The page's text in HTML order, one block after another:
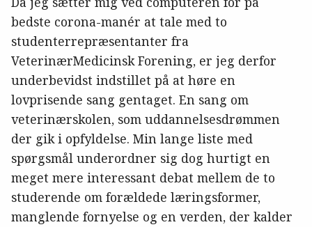
bedste corona-manér at tale med to
studenterrepræsentanter fra
VeterinærMedicinsk Forening, er jeg derfor
underbevidst indstillet på at høre en
lovprisende sang gentaget. En sang om
veterinærskolen, som uddannelsesdrømmen
der gik i opfyldelse. Min lange liste med
spørgsmål underordner sig dog hurtigt en
meget mere interessant debat mellem de to
studerende om forældede læringsformer,
manglende fornyelse og en verden, der kalder